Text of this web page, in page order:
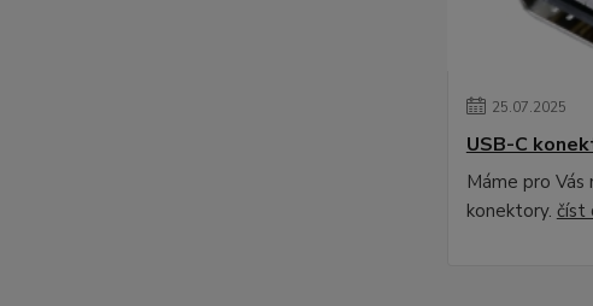
25.07.2025
USB-C
Máme pro Vás
konektory. číst